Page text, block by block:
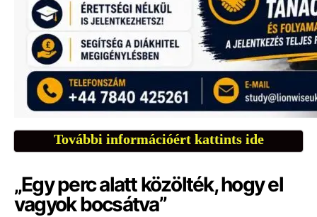
További információért kattints ide
„Egy perc alatt közölték, hogy el
vagyok bocsátva”